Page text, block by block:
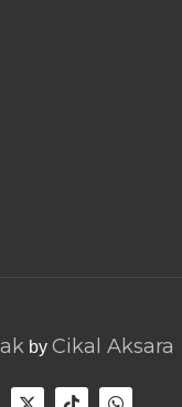
by Cikal Aksara